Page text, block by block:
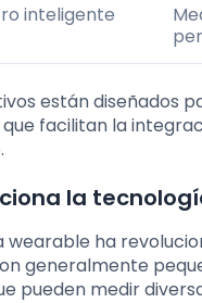
inteligente
están diseñados
facilitan la
la
wearable ha
generalmente
pueden medir